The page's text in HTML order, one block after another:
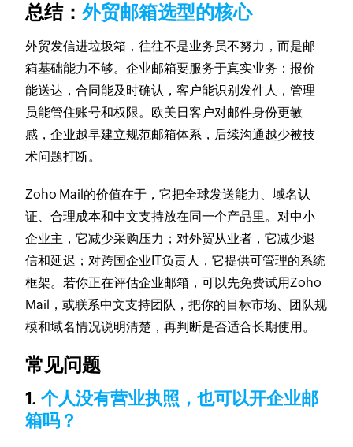
总结：外贸邮箱选型的核心
外贸发信进垃圾箱，往往不是业务员不努力，而是邮
箱基础能力不够。企业邮箱要服务于真实业务：报价
能送达，合同能及时确认，客户能识别发件人，管理
员能管住账号和权限。欧美日客户对邮件身份更敏
感，企业越早建立规范邮箱体系，后续沟通越少被技
术问题打断。
Zoho Mail的价值在于，它把全球发送能力、域名认
证、合理成本和中文支持放在同一个产品里。对中小
企业主，它减少采购压力；对外贸从业者，它减少退
信和延迟；对跨国企业IT负责人，它提供可管理的系统
框架。若你正在评估企业邮箱，可以先免费试用Zoho
Mail，或联系中文支持团队，把你的目标市场、团队规
模和域名情况说明清楚，再判断是否适合长期使用。
常见问题
1.个人没有营业执照，也可以开企业邮
箱吗？